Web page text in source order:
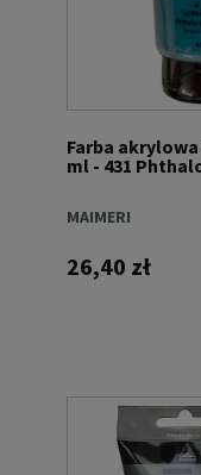
Farba akrylowa
ml - 431
MAIMERI
26,40 zł